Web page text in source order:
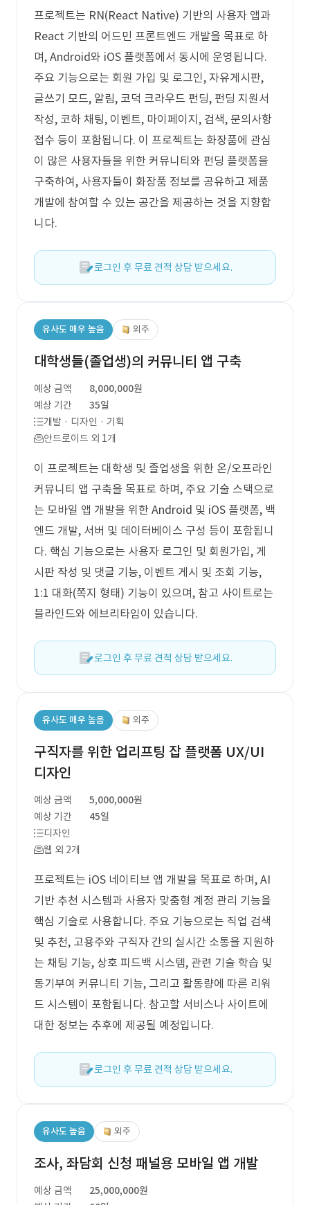
프로젝트는 RN(React Native) 기반의 사용자 앱과
React 기반의 어드민 프론트엔드 개발을 목표로 하
며, Android와 iOS 플랫폼에서 동시에 운영됩니다.
주요 기능으로는 회원 가입 및 로그인, 자유게시판,
글쓰기 모드, 알림, 코덕 크라우드 펀딩, 펀딩 지원서
작성, 코하 채팅, 이벤트, 마이페이지, 검색, 문의사항
접수 등이 포함됩니다. 이 프로젝트는 화장품에 관심
이 많은 사용자들을 위한 커뮤니티와 펀딩 플랫폼을
구축하여, 사용자들이 화장품 정보를 공유하고 제품
개발에 참여할 수 있는 공간을 제공하는 것을 지향합
니다.
로그인 후 무료 견적 상담 받으세요.
유사도 매우 높음 외주
대학생들(졸업생)의 커뮤니티 앱 구축
예상 금액
8,000,000원
예상 기간
35일
개발 · 디자인 · 기획
안드로이드 외 1개
이 프로젝트는 대학생 및 졸업생을 위한 온/오프라인
커뮤니티 앱 구축을 목표로 하며, 주요 기술 스택으로
는 모바일 앱 개발을 위한 Android 및 iOS 플랫폼, 백
엔드 개발, 서버 및 데이터베이스 구성 등이 포함됩니
다. 핵심 기능으로는 사용자 로그인 및 회원가입, 게
시판 작성 및 댓글 기능, 이벤트 게시 및 조회 기능,
1:1 대화(쪽지 형태) 기능이 있으며, 참고 사이트로는
블라인드와 에브리타임이 있습니다.
로그인 후 무료 견적 상담 받으세요.
유사도 매우 높음 외주
구직자를 위한 업리프팅 잡 플랫폼 UX/UI
디자인
예상 금액
5,000,000원
예상 기간
45일
디자인
웹 외 2개
프로젝트는 iOS 네이티브 앱 개발을 목표로 하며, AI
기반 추천 시스템과 사용자 맞춤형 계정 관리 기능을
핵심 기술로 사용합니다. 주요 기능으로는 직업 검색
및 추천, 고용주와 구직자 간의 실시간 소통을 지원하
는 채팅 기능, 상호 피드백 시스템, 관련 기술 학습 및
동기부여 커뮤니티 기능, 그리고 활동량에 따른 리워
드 시스템이 포함됩니다. 참고할 서비스나 사이트에
대한 정보는 추후에 제공될 예정입니다.
로그인 후 무료 견적 상담 받으세요.
유사도 높음 외주
조사, 좌담회 신청 패널용 모바일 앱 개발
예상 금액
25,000,000원